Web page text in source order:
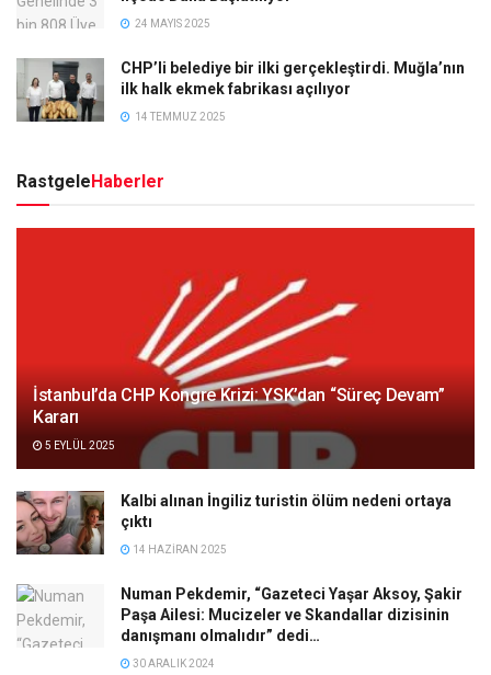
24 MAYIS 2025
CHP’li belediye bir ilki gerçekleştirdi. Muğla’nın
ilk halk ekmek fabrikası açılıyor
14 TEMMUZ 2025
Rastgele Haberler
İstanbul’da CHP Kongre Krizi: YSK’dan “Süreç Devam”
Kararı
5 EYLÜL 2025
Kalbi alınan İngiliz turistin ölüm nedeni ortaya
çıktı
14 HAZIRAN 2025
Numan Pekdemir, “Gazeteci Yaşar Aksoy, Şakir
Paşa Ailesi: Mucizeler ve Skandallar dizisinin
danışmanı olmalıdır” dedi…
30 ARALIK 2024